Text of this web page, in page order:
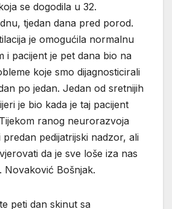
se dogodila u 32.
tjedan dana pred porod.
je omogućila normalnu
i pacijent je pet dana bio na
koje smo dijagnosticirali
po jedan. Jedan od sretnijih
je bio kada je taj pacijent
ranog neurorazvoja
pedijatrijski nadzor, ali
da je sve loše iza nas
Novaković Bošnjak.
peti dan skinut sa